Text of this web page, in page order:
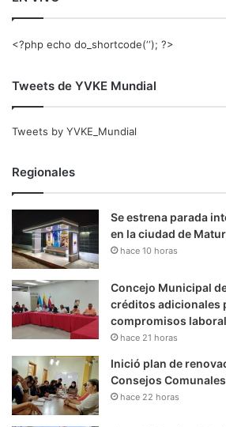
<?php echo do_shortcode(‘‘); ?>
Tweets de YVKE Mundial
Tweets by YVKE_Mundial
Regionales
Se estrena parada
en la ciudad de
hace 10 horas
Concejo Municipal
créditos adicionales
compromisos
hace 21 horas
Inició plan de
Consejos
hace 22 horas